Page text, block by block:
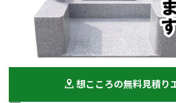
想こころの無料見積り